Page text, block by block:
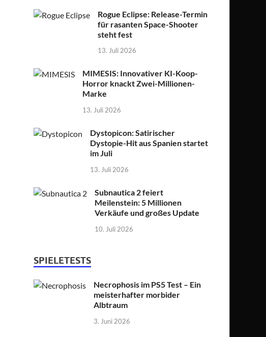
Rogue Eclipse: Release-Termin
für rasanten Space-Shooter
steht fest
13. Juli 2026
MIMESIS: Innovativer KI-Koop-
Horror knackt Zwei-Millionen-
Marke
13. Juli 2026
Dystopicon: Satirischer
Dystopie-Hit aus Spanien startet
im Juli
13. Juli 2026
Subnautica 2 feiert
Meilenstein: 5 Millionen
Verkäufe und großes Update
10. Juli 2026
SPIELETESTS
Necrophosis im PS5 Test – Ein
meisterhafter morbider
Albtraum
3. Juni 2026